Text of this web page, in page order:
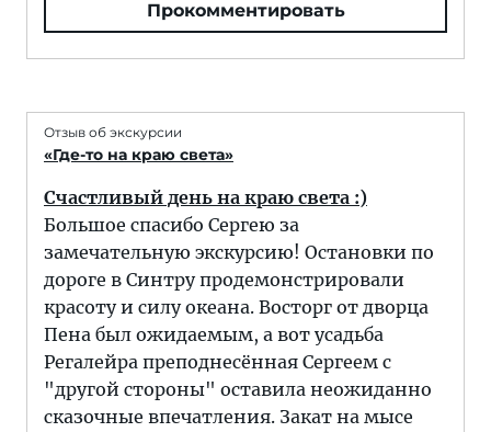
Прокомментировать
Отзыв об экскурсии
«Где-то на краю света»
Счастливый день на краю света :)
Большое спасибо Сергею за
замечательную экскурсию! Остановки по
дороге в Синтру продемонстрировали
красоту и силу океана. Восторг от дворца
Пена был ожидаемым, а вот усадьба
Регалейра преподнесённая Сергеем с
"другой стороны" оставила неожиданно
сказочные впечатления. Закат на мысе